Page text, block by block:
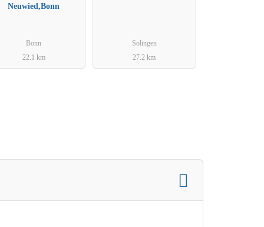
Neuwied,Bonn
Bonn
22.1 km
Solingen
27.2 km